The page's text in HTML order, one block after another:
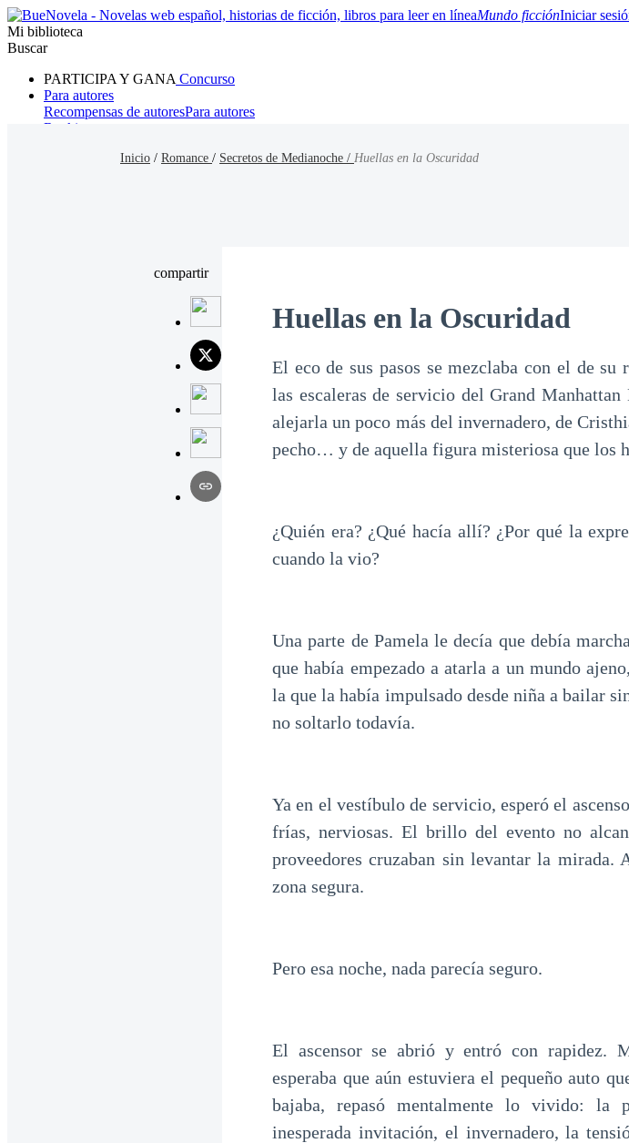
Mundo ficciónIniciar
Mi biblioteca
Buscar
PARTICIPA Y GANA Concurso
Para autores
Recompensas de autoresPara autores
Ranking
Inicio / Romance / Secretos de Medianoche / Huellas en la Oscuridad
compartir
Huellas en la Oscuridad
El eco de sus pasos se mezclaba con el de su
las escaleras de servicio del Grand
alejarla un poco más del invernadero, de
pecho… y de aquella figura misteriosa que los
¿Quién era? ¿Qué hacía allí? ¿Por qué la
cuando la vio?
Una parte de Pamela le decía que debía
que había empezado a atarla a un mundo
la que la había impulsado desde niña a bailar
no soltarlo todavía.
Ya en el vestíbulo de servicio, esperó el
frías, nerviosas. El brillo del evento no
proveedores cruzaban sin levantar la mirada.
zona segura.
Pero esa noche, nada parecía seguro.
El ascensor se abrió y entró con rapidez.
esperaba que aún estuviera el pequeño auto
bajaba, repasó mentalmente lo vivido: la
inesperada invitación, el invernadero, la